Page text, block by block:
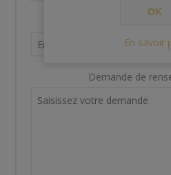
Demande de
OK
En savoir